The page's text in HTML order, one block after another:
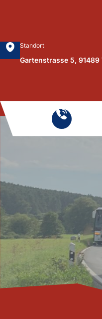
Standort
Gartenstrasse 5,